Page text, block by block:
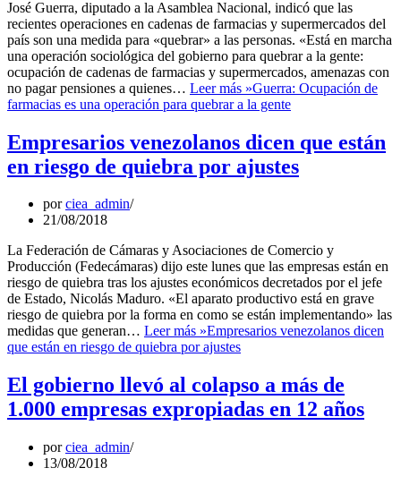
José Guerra, diputado a la Asamblea Nacional, indicó que las
recientes operaciones en cadenas de farmacias y supermercados del
país son una medida para «quebrar» a las personas. «Está en marcha
una operación sociológica del gobierno para quebrar a la gente:
ocupación de cadenas de farmacias y supermercados, amenazas con
no pagar pensiones a quienes… Leer más »Guerra: Ocupación de
farmacias es una operación para quebrar a la gente
Empresarios venezolanos dicen que están
en riesgo de quiebra por ajustes
porciea_admin
21/08/2018
La Federación de Cámaras y Asociaciones de Comercio y
Producción (Fedecámaras) dijo este lunes que las empresas están en
riesgo de quiebra tras los ajustes económicos decretados por el jefe
de Estado, Nicolás Maduro. «El aparato productivo está en grave
riesgo de quiebra por la forma en como se están implementando» las
medidas que generan… Leer más »Empresarios venezolanos dicen
que están en riesgo de quiebra por ajustes
El gobierno llevó al colapso a más de
1.000 empresas expropiadas en 12 años
porciea_admin
13/08/2018